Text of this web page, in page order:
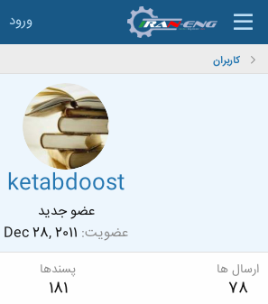
ورود
کاربران
ketabdoost
عضو جدید
عضویت Dec 28, 2011
ارسال ها
78
پسندها
181